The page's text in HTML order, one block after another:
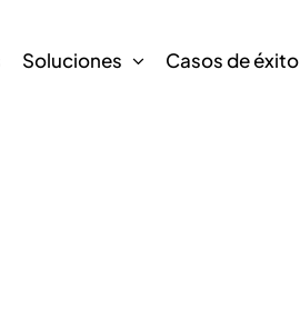
Soluciones Casos de éxito